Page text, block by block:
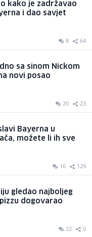
kako je zadržavao
i dao savjet
8 64
sa sinom Nickom
novi posao
20 23
Bayerna u
možete li ih sve
16 129
gledao najboljeg
dogovarao
22 0